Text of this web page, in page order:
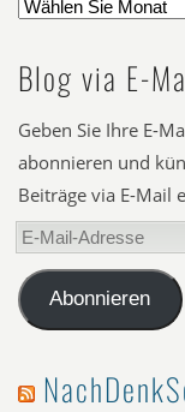
Blog via E-
Geben Sie Ihre E-
abonnieren und
Beiträge via E-Mail
E-
Mail-
AdresseAbonnieren